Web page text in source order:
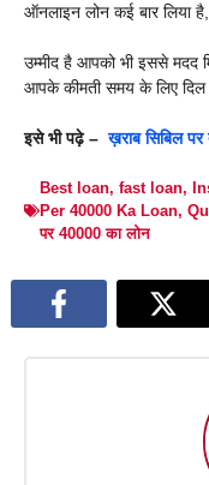
ऑनलाइन लोन कई बार लिया
उम्मीद है आपको भी इससे मदद
आपके कीमती समय के लिए
इसे भी पढ़े –ख़राब सिबिल
Best loan, fast loan,
Per 40000 Ka Loan,
पर 40000 का लोन